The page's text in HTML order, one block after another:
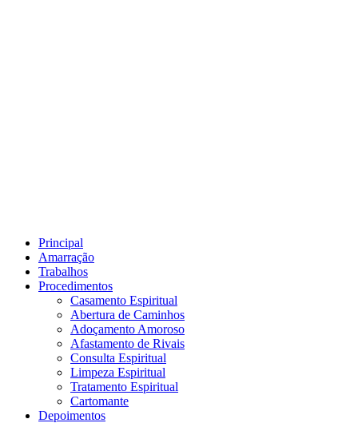
Principal
Amarração
Trabalhos
Procedimentos
Casamento Espiritual
Abertura de Caminhos
Adoçamento Amoroso
Afastamento de Rivais
Consulta Espiritual
Limpeza Espiritual
Tratamento Espiritual
Cartomante
Depoimentos